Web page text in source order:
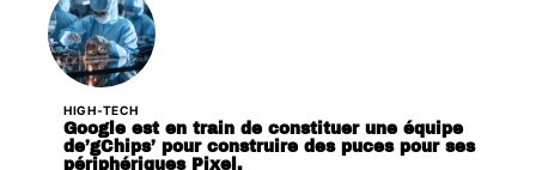
HIGH-TECH
Google est en train de constituer une équipe
de’gChips’ pour construire des puces pour ses
périphériques Pixel.